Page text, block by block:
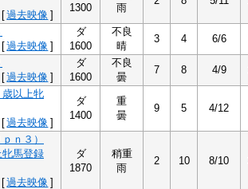
[過去映像 ]
1300
雨
[過去映像 ]
ダ
1600
不良
晴
3 4 6/6
[過去映像 ]
ダ
1600
不良
曇
7 8 4/9
以上牝
[過去映像 ]
ダ
1400
重
曇
9 5 4/12
ｎ３）
馬登録
[過去映像 ]
ダ
1870
稍重
雨
2 10 8/10